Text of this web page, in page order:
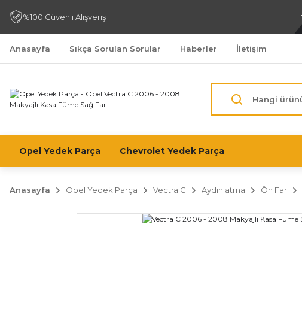
%100 Güvenli Alışveriş
Anasayfa Sıkça Sorulan Sorular Haberler İletişim
Opel Yedek Parça Chevrolet Yedek Parça
Anasayfa Opel Yedek Parça Vectra C Aydınlatma Ön Far